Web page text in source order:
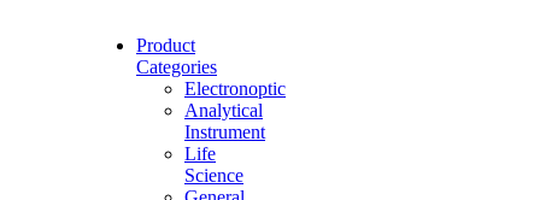
Product
Categories
Electronoptic
Analytical
Instrument
Life
Science